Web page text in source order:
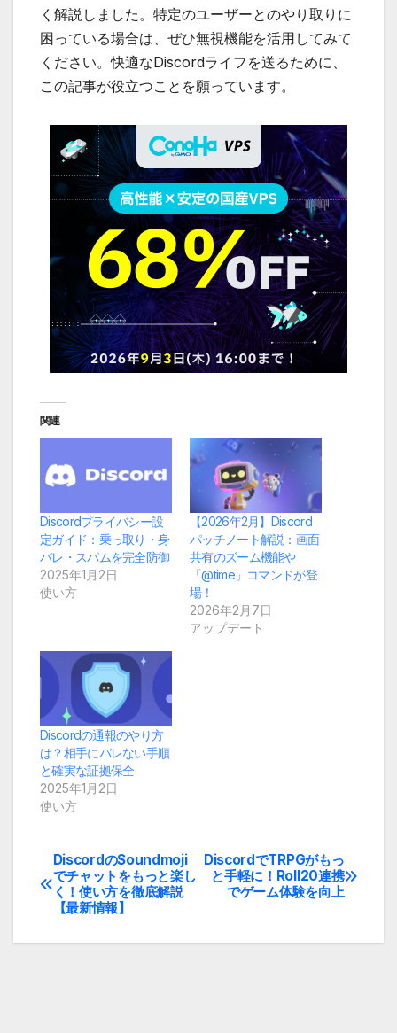
く解説しました。特定のユーザーとのやり取りに
困っている場合は、ぜひ無視機能を活用してみて
ください。快適なDiscordライフを送るために、
この記事が役立つことを願っています。
関連
Discordプライバシー設
定ガイド：乗っ取り・身
バレ・スパムを完全防御
2025年1月2日
使い方
【2026年2月】Discord
パッチノート解説：画面
共有のズーム機能や
「@time」コマンドが登
場！
2026年2月7日
アップデート
Discordの通報のやり方
は？相手にバレない手順
と確実な証拠保全
2025年1月2日
使い方
投
稿
ナ
DiscordでTRPGがもっ
と手軽に！Roll20連携
でゲーム体験を向上
DiscordのSoundmoji
でチャットをもっと楽し
く！使い方を徹底解説
【最新情報】